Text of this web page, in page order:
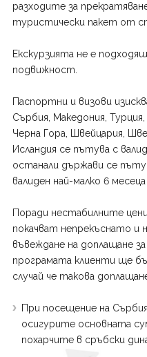
разходите за
туристически пакет от
Екскурзията не е
подвижност.
Паспортни и визови
Сърбия, Македония, Турция,
Черна Гора, Швейцария,
Исландия се пътува с
останали държави се
валиден най-малко 6
Поради нестабилните
покачват непрекъснато и
въвеждане на доплащане
програмата клиенти ще
случай че такова
При посещение на
осигурите основната
похарчите в сръбски